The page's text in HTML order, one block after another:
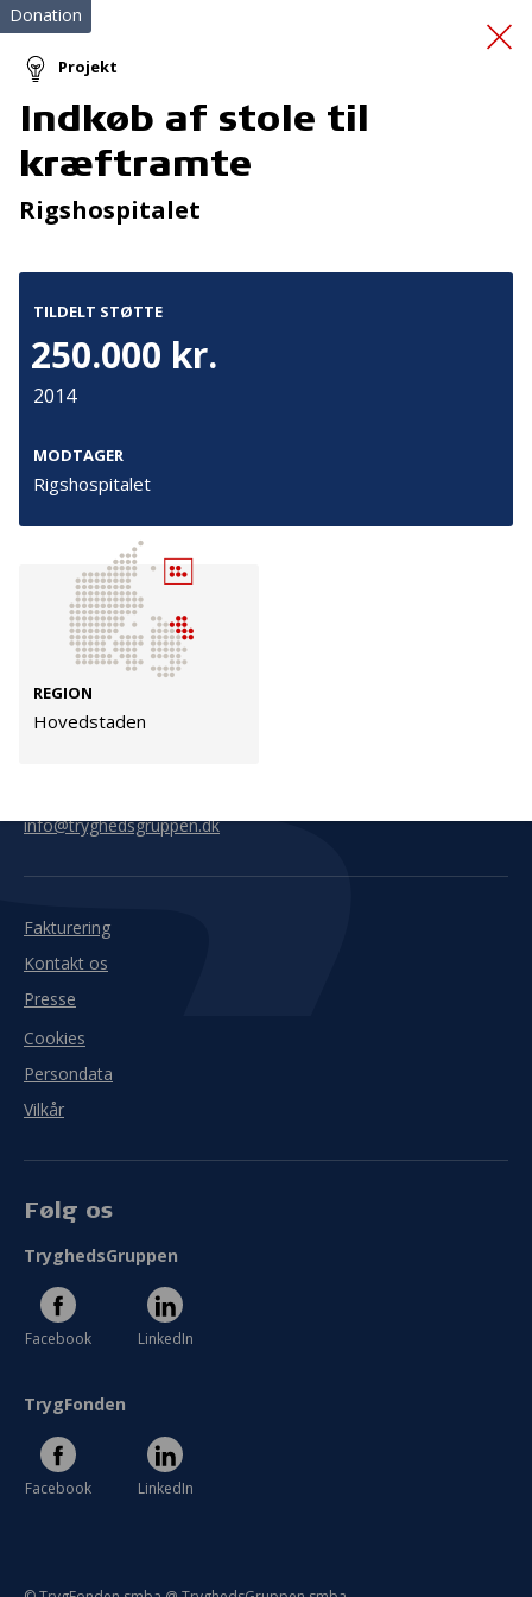
Hjertestarterkursus
Donation
Projekt
Indkøb af stole til
kræftramte
Rigshospitalet
TILDELT STØTTE
250.000 kr.
2014
MODTAGER
Rigshospitalet
REGION
Hovedstaden
Tilmeld nyhedsbrev
De seneste nyheder om TrygFondens og TryghedsGruppens
Tilmeld
Kontakt
TrygFonden
45 26 08 00
info@trygfonden.dk
info@tryghedsgruppen.dk
Fakturering
Kontakt os
Presse
Cookies
Persondata
Vilkår
Følg os
TryghedsGruppen
Facebook LinkedIn
TrygFonden
Facebook LinkedIn